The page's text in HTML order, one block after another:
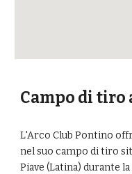
Campo di tiro
L'Arco Club Pontino
nel suo campo di tiro
Piave (Latina) durante